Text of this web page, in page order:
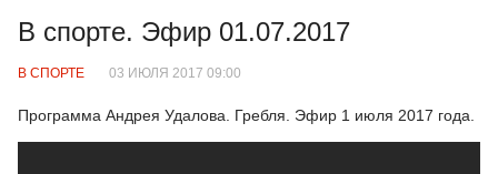
В спорте. Эфир 01.07.2017
В СПОРТЕ 03 ИЮЛЯ 2017 09:00
Программа Андрея Удалова. Гребля. Эфир 1 июля 2017 года.